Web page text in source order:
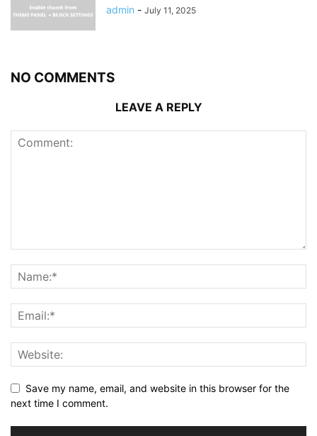
admin - July 11, 2025
NO COMMENTS
LEAVE A REPLY
Save my name, email, and website in this browser for the
next time I comment.